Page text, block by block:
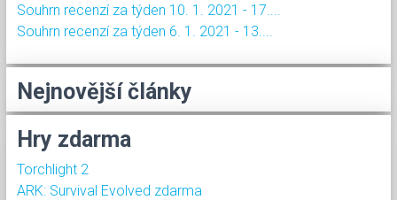
Souhrn recenzí za týden 10. 1. 2021 - 17....
Souhrn recenzí za týden 6. 1. 2021 - 13....
Nejnovější články
Hry zdarma
Torchlight 2
ARK: Survival Evolved zdarma